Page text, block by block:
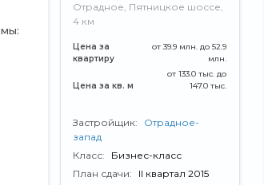
Отрадное, Пятницкое шоссе,
4 км
Цена за
квартиру
от 39.9 млн. до 52.9
млн.
Цена за кв. м
от 133.0 тыс. до
147.0 тыс.
Застройщик:
Отрадное-
запад
Класс:
Бизнес-класс
План сдачи:
II квартал 2015